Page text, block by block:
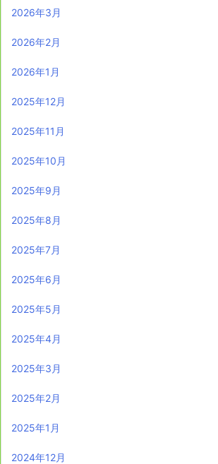
2026年3月
2026年2月
2026年1月
2025年12月
2025年11月
2025年10月
2025年9月
2025年8月
2025年7月
2025年6月
2025年5月
2025年4月
2025年3月
2025年2月
2025年1月
2024年12月